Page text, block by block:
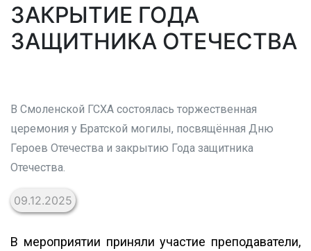
ЗАКРЫТИЕ ГОДА
ЗАЩИТНИКА ОТЕЧЕСТВА
В Смоленской ГСХА состоялась торжественная
церемония у Братской могилы, посвящённая Дню
Героев Отечества и закрытию Года защитника
Отечества.
09.12.2025
В мероприятии приняли участие преподаватели,